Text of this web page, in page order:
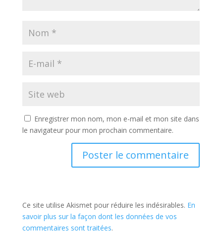
Enregistrer mon nom, mon e-mail et mon site dans
le navigateur pour mon prochain commentaire.
Ce site utilise Akismet pour réduire les indésirables. En
savoir plus sur la façon dont les données de vos
commentaires sont traitées.